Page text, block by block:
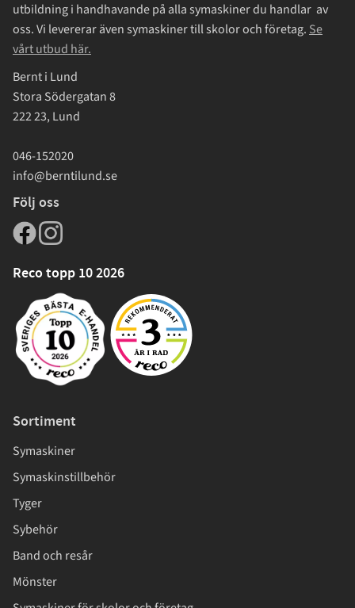
utbildning i handhavande på alla symaskiner du handlar av
oss. Vi levererar även symaskiner till skolor och företag. Se
vårt utbud här.
Bernt i Lund
Stora Södergatan 8
222 23, Lund
046-152020
info@berntilund.se
Följ oss
Reco topp 10 2026
Sortiment
Symaskiner
Symaskinstillbehör
Tyger
Sybehör
Band och resår
Mönster